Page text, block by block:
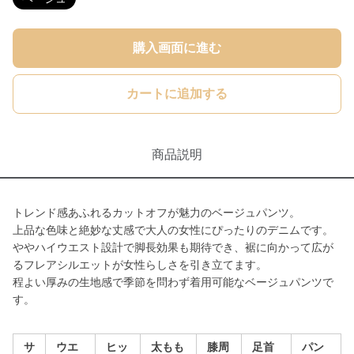
購入画面に進む
カートに追加する
商品説明
トレンド感あふれるカットオフが魅力のベージュパンツ。
上品な色味と絶妙な丈感で大人の女性にぴったりのデニムです。
ややハイウエスト設計で脚長効果も期待でき、裾に向かって広が
るフレアシルエットが女性らしさを引き立てます。
程よい厚みの生地感で季節を問わず着用可能なベージュパンツで
す。
サ ウエ ヒッ 太もも 膝周 足首 パン